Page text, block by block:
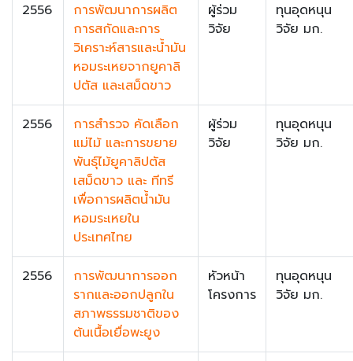
2556
การพัฒนาการผลิต
การสกัดและการ
วิเคราะห์สารและน้ำมัน
หอมระเหยจากยูคาลิ
ปตัส และเสม็ดขาว
ผู้ร่วม
วิจัย
ทุนอุดหนุน
วิจัย มก.
2556
การสำรวจ คัดเลือก
แม่ไม้ และการขยาย
พันธุ์ไม้ยูคาลิปตัส
เสม็ดขาว และ ทีทรี
เพื่อการผลิตน้ำมัน
หอมระเหยใน
ประเทศไทย
ผู้ร่วม
วิจัย
ทุนอุดหนุน
วิจัย มก.
2556
การพัฒนาการออก
รากและออกปลูกใน
สภาพธรรมชาติของ
ต้นเนื้อเยื่อพะยูง
หัวหน้า
โครงการ
ทุนอุดหนุน
วิจัย มก.